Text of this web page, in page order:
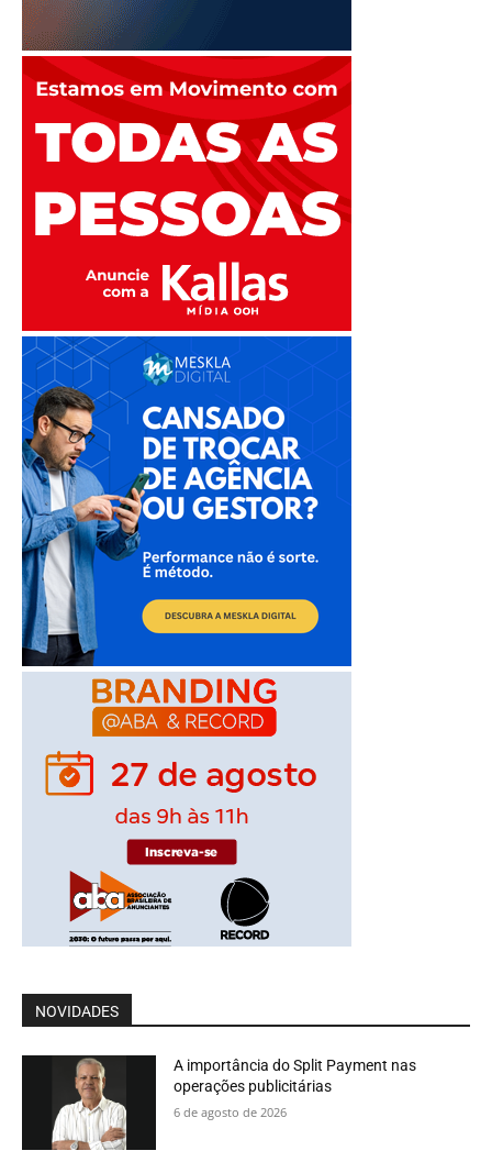
NOVIDADES
A importância do Split Payment nas
operações publicitárias
6 de agosto de 2026